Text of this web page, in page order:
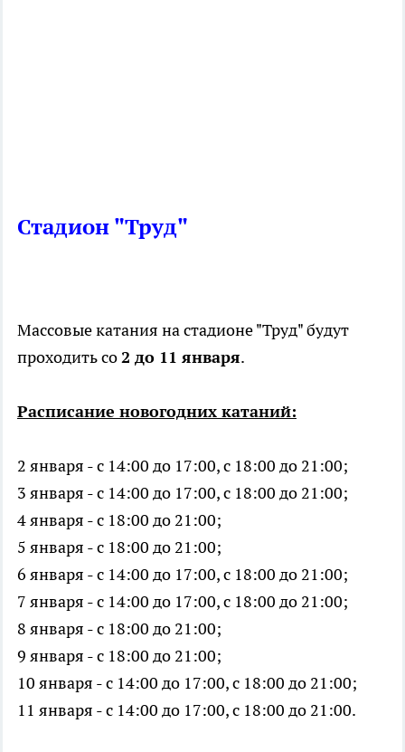
Стадион "Труд"
Массовые катания на стадионе "Труд" будут
проходить со2 до 11 января.
Расписание новогодних катаний:
2 января - с 14:00 до 17:00, с 18:00 до 21:00;
3 января - с 14:00 до 17:00, с 18:00 до 21:00;
4 января - с 18:00 до 21:00;
5 января - с 18:00 до 21:00;
6 января - с 14:00 до 17:00, с 18:00 до 21:00;
7 января - с 14:00 до 17:00, с 18:00 до 21:00;
8 января - с 18:00 до 21:00;
9 января - с 18:00 до 21:00;
10 января - с 14:00 до 17:00, с 18:00 до 21:00;
11 января - с 14:00 до 17:00, с 18:00 до 21:00.